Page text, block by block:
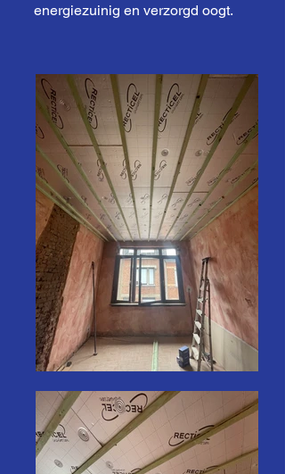
energiezuinig en verzorgd oogt.